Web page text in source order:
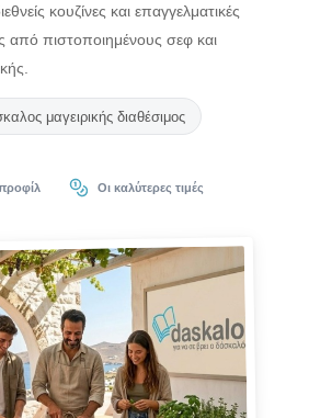
κουζίνες και επαγγελματικές
από πιστοποιημένους σεφ και
μαγειρικής διαθέσιμος
Οι καλύτερες τιμές